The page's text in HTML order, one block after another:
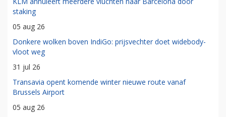
staking
05 aug 26
Donkere wolken boven IndiGo: prijsvechter doet widebody-
vloot weg
31 jul 26
Transavia opent komende winter nieuwe route vanaf
Brussels Airport
05 aug 26